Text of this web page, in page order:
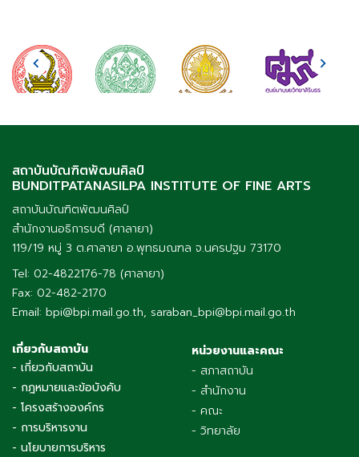
สถาบันบัณฑิตพัฒนศิลป์
BUNDITPATANASILPA INSTITUTE OF FINE ARTS
สถาบันบัณฑิตพัฒนศิลป์
สำนักงานอธิการบดี (ศาลายา)
119/19 หมู่ 3 ต.ศาลายา อ.พุทธมณฑล จ.นครปฐม 73170
Tel: 02-4822176-78 (ศาลายา)
Fax: 02-482-2170
Email: bpi@bpi.mail.go.th, saraban_bpi@bpi.mail.go.th
เกี่ยวกับสถาบัน
- เกี่ยวกับสถาบัน
- กฎหมายและข้อบังคับ
- โครงสร้างองค์กร
- การบริหารงาน
- นโยบายการบริหาร
หน่วยงานและคณะ
- สภาสถาบัน
- สำนักงาน
- คณะ
- วิทยาลัย